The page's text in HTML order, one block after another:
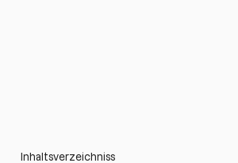
Inhaltsverzeichniss